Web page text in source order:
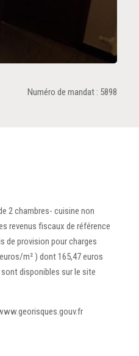
Numéro de mandat : 5898
2 chambres- cuisine non
revenus fiscaux de référence
de provision pour charges
m² ) dont 165,47 euros
disponibles sur le site